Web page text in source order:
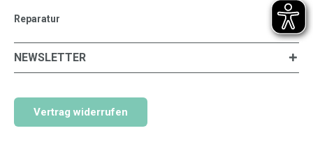
Reparatur
NEWSLETTER
Vertrag widerrufen